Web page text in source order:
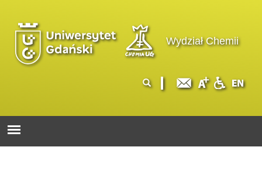
Wydział Chemii
wyszukiwania